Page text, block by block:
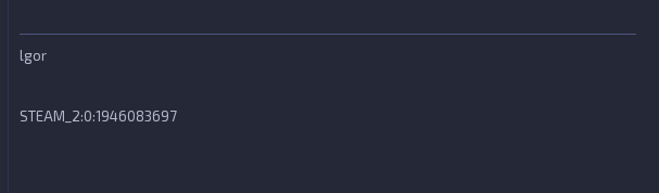
lgor
STEAM_2:0:1946083697